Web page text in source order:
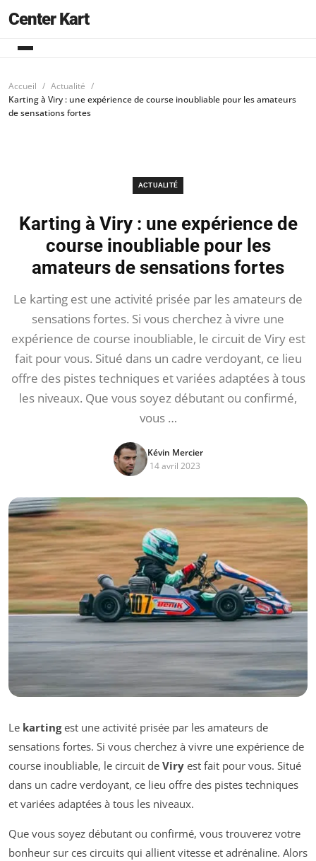
Center Kart
Accueil
Actualité
Karting à Viry : une expérience de course inoubliable pour les amateurs
de sensations fortes
ACTUALITÉ
Karting à Viry : une expérience de
course inoubliable pour les
amateurs de sensations fortes
Le karting est une activité prisée par les amateurs de
sensations fortes. Si vous cherchez à vivre une
expérience de course inoubliable, le circuit de Viry est
fait pour vous. Situé dans un cadre verdoyant, ce lieu
offre des pistes techniques et variées adaptées à tous
les niveaux. Que vous soyez débutant ou confirmé,
vous …
Kévin Mercier
14 avril 2023
Le kartingest une activité prisée par les amateurs de
sensations fortes. Si vous cherchez à vivre une expérience de
course inoubliable, le circuit de Viry est fait pour vous. Situé
dans un cadre verdoyant, ce lieu offre des pistes techniques
et variées adaptées à tous les niveaux.
Que vous soyez débutant ou confirmé, vous trouverez votre
bonheur sur ces circuits qui allient vitesse et adrénaline. Alors